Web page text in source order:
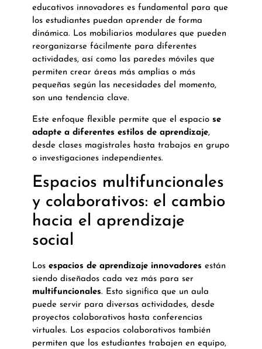
educativos innovadores es fundamental para que
los estudiantes puedan aprender de forma
dinámica. Los mobiliarios modulares que pueden
reorganizarse fácilmente para diferentes
actividades, así como las paredes móviles que
permiten crear áreas más amplias o más
pequeñas según las necesidades del momento,
son una tendencia clave.
Este enfoque flexible permite que el espacio se
adapte a diferentes estilos de aprendizaje,
desde clases magistrales hasta trabajos en grupo
o investigaciones independientes.
Espacios multifuncionales
y colaborativos: el cambio
hacia el aprendizaje
social
Los espacios de aprendizaje innovadores están
siendo diseñados cada vez más para ser
multifuncionales. Esto significa que un aula
puede servir para diversas actividades, desde
proyectos colaborativos hasta conferencias
virtuales. Los espacios colaborativos también
permiten que los estudiantes trabajen en equipo,